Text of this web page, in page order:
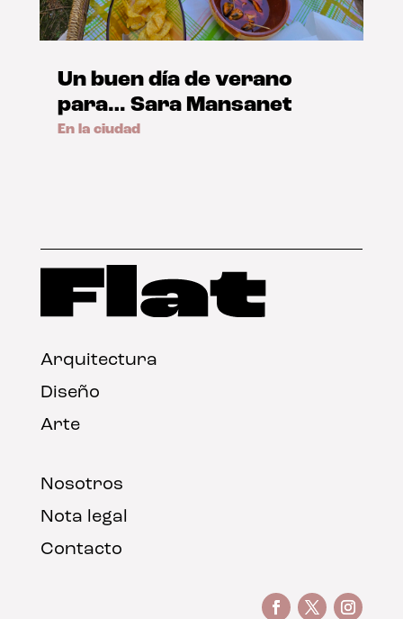
Un buen día de verano
para… Sara Mansanet
En la ciudad
Arquitectura
Diseño
Arte
Nosotros
Nota legal
Contacto